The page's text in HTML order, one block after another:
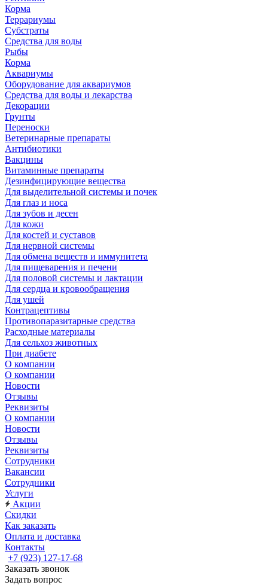
Корма
Террариумы
Субстраты
Средства для воды
Рыбы
Корма
Аквариумы
Оборудование для аквариумов
Средства для воды и лекарства
Декорации
Грунты
Переноски
Ветеринарные препараты
Антибиотики
Вакцины
Витаминные препараты
Дезинфицирующие вещества
Для выделительной системы и почек
Для глаз и носа
Для зубов и десен
Для кожи
Для костей и суставов
Для нервной системы
Для обмена веществ и иммунитета
Для пищеварения и печени
Для половой системы и лактации
Для сердца и кровообращения
Для ушей
Контрацептивы
Противопаразитарные средства
Расходные материалы
Для сельхоз животных
При диабете
О компании
О компании
Новости
Отзывы
Реквизиты
О компании
Новости
Отзывы
Реквизиты
Сотрудники
Вакансии
Сотрудники
Услуги
Акции
Скидки
Как заказать
Оплата и доставка
Контакты
+7 (923) 127-17-68
Заказать звонок
Задать вопрос